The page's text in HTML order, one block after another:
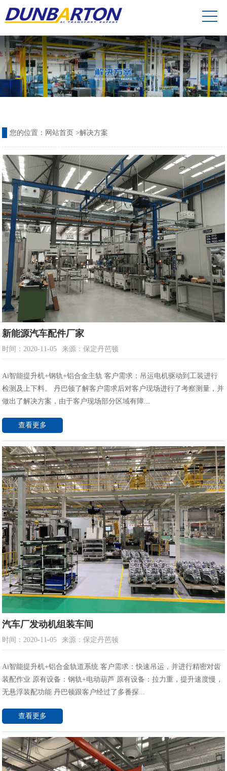
您的位置： 网站首页 >解决方案
新能源汽车配件厂家
时间：2020-11-05 来源：保定丹芭顿
Ai智能提升机+钢轨+铝合金主轨 客户需求：吊运电机驱动到工装进行
检测及上下料。 丹巴顿了解客户需求后对客户现场进行了考察测量，并
做出了解决方案，由于客户现场部分区域有障...
查看更多
汽车厂发动机组装车间
时间：2020-11-05 来源：保定丹芭顿
Ai智能提升机+铝合金轨道系统 客户需求：快速吊运，并进行精密对齿
装配作业 原有设备：钢轨+电动葫芦 原有设备：拉力重，提升速度慢，
无悬浮装配功能 丹巴顿跟客户经过了多番探...
查看更多